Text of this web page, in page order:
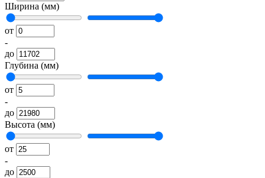
Ширина (мм)
от
-
до
Глубина (мм)
от
-
до
Высота (мм)
от
-
до